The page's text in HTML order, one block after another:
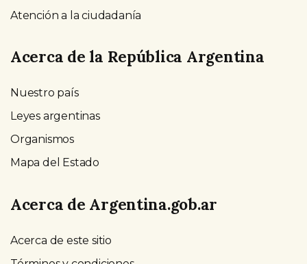
Atención a la ciudadanía
Acerca de la República Argentina
Nuestro país
Leyes argentinas
Organismos
Mapa del Estado
Acerca de Argentina.gob.ar
Acerca de este sitio